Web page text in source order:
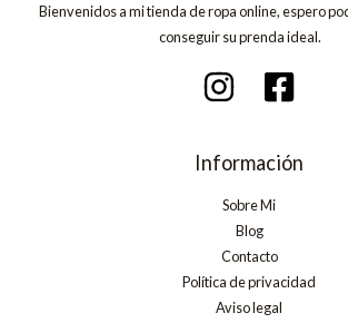
Bienvenidos a mi tienda de ropa online, espero
conseguir su prenda ideal.
Información
Sobre Mi
Blog
Contacto
Política de privacidad
Aviso legal